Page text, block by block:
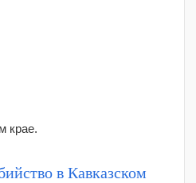
крае.
в Кавказском